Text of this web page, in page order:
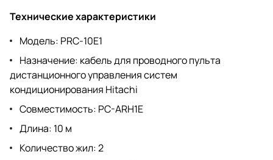
Технические характеристики
Модель: PRC-10E1
Назначение: кабель для проводного пульта
дистанционного управления систем
кондиционирования Hitachi
Совместимость: PC-ARH1E
Длина: 10 м
Количество жил: 2